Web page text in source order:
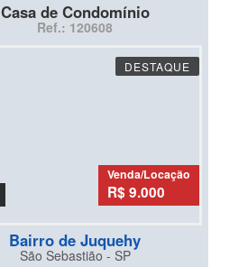
Casa de Condomínio
Ref.: 120608
DESTAQUE
Venda/Locação
R$ 9.000
Bairro de Juquehy
São Sebastião - SP